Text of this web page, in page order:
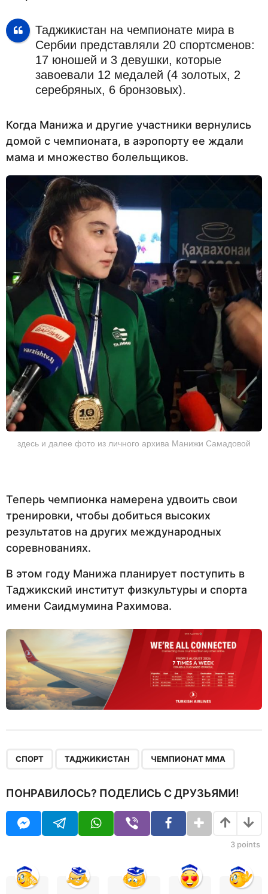
Таджикистан на чемпионате мира в
Сербии представляли 20 спортсменов:
17 юношей и 3 девушки, которые
завоевали 12 медалей (4 золотых, 2
серебряных, 6 бронзовых).
Когда Манижа и другие участники вернулись
домой с чемпионата, в аэропорту ее ждали
мама и множество болельщиков.
здесь и далее фото из личного архива Манижи Самадовой
Теперь чемпионка намерена удвоить свои
тренировки, чтобы добиться высоких
результатов на других международных
соревнованиях.
В этом году Манижа планирует поступить в
Таджикский институт физкультуры и спорта
имени Саидмумина Рахимова.
СПОРТ ТАДЖИКИСТАН ЧЕМПИОНАТ ММА
ПОНРАВИЛОСЬ? ПОДЕЛИСЬ С ДРУЗЬЯМИ!
3 points